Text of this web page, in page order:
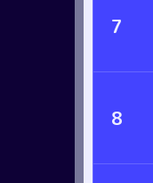
7
8